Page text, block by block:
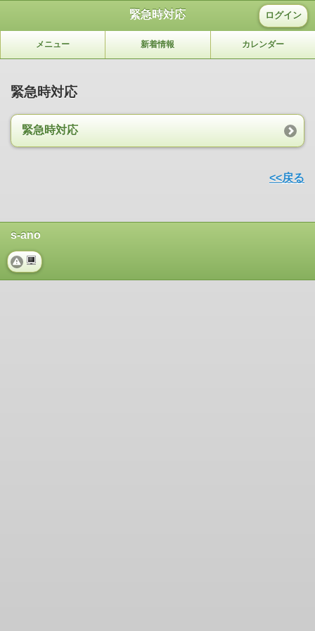
緊急時対応 ログイン
メニュー 新着情報 カレンダー
緊急時対応
緊急時対応
<<戻る
s-ano